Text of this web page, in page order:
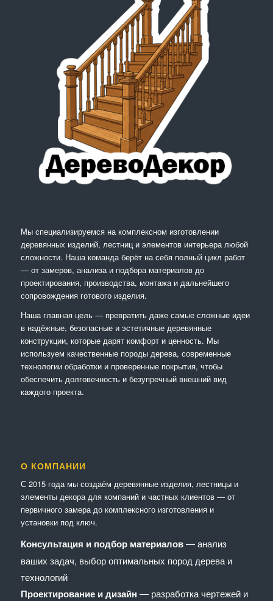
Мы специализируемся на комплексном изготовлении
деревянных изделий, лестниц и элементов интерьера любой
сложности. Наша команда берёт на себя полный цикл работ
— от замеров, анализа и подбора материалов до
проектирования, производства, монтажа и дальнейшего
сопровождения готового изделия.
Наша главная цель — превратить даже самые сложные идеи
в надёжные, безопасные и эстетичные деревянные
конструкции, которые дарят комфорт и ценность. Мы
используем качественные породы дерева, современные
технологии обработки и проверенные покрытия, чтобы
обеспечить долговечность и безупречный внешний вид
каждого проекта.
О КОМПАНИИ
С 2015 года мы создаём деревянные изделия, лестницы и
элементы декора для компаний и частных клиентов — от
первичного замера до комплексного изготовления и
установки под ключ.
Консультация и подбор материалов— анализ
ваших задач, выбор оптимальных пород дерева и
технологий
Проектирование и дизайн — разработка чертежей и